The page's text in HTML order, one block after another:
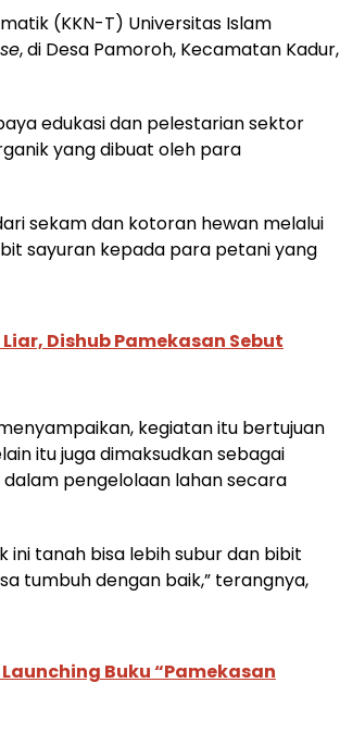
(KKN-T) Universitas Islam
, di Desa Pamoroh, Kecamatan Kadur,
edukasi dan pelestarian sektor
yang dibuat oleh para
sekam dan kotoran hewan melalui
sayuran kepada para petani yang
Dishub Pamekasan Sebut
kegiatan itu bertujuan
itu juga dimaksudkan sebagai
pengelolaan lahan secara
ini tanah bisa lebih subur dan bibit
tumbuh dengan baik,” terangnya,
Buku “Pamekasan